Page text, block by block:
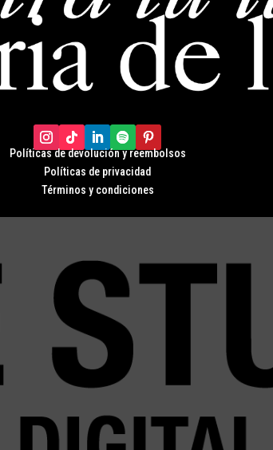
Políticas de devolución y reembolsos
Políticas de privacidad
Términos y condiciones